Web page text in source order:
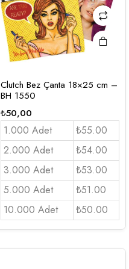
Clutch Bez Çanta 18×25 cm –
BH 1550
₺50,00
1.000 Adet
₺55.00
2.000 Adet
₺54.00
3.000 Adet
₺53.00
5.000 Adet
₺51.00
10.000 Adet
₺50.00